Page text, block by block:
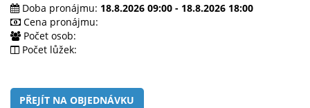
Doba pronájmu: 18.8.2026 09:00 - 18.8.2026 18:00
Cena pronájmu:
Počet osob:
Počet lůžek:
PŘEJÍT NA OBJEDNÁVKU